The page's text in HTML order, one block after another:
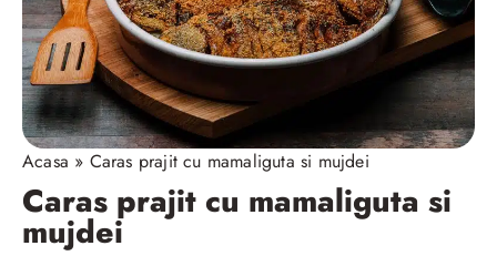
Acasa » Caras prajit cu mamaliguta si mujdei
Caras prajit cu mamaliguta si
mujdei